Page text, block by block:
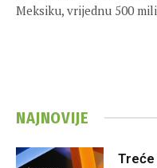
Meksiku, vrijednu 500
NAJNOVIJE